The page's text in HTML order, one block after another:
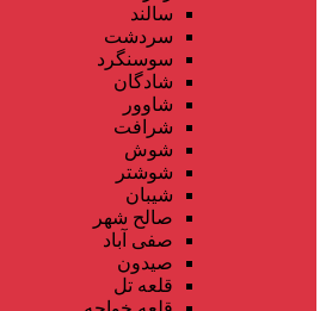
سالند
سردشت
سوسنگرد
شادگان
شاوور
شرافت
شوش
شوشتر
شیبان
صالح شهر
صفی آباد
صیدون
قلعه تل